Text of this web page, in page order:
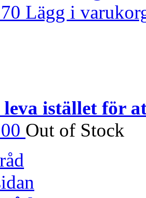
Lägg i
istället för
Out of Stock